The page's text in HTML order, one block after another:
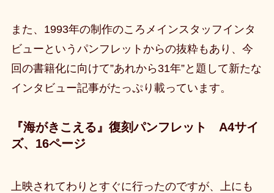
また、1993年の制作のころメインスタッフインタ
ビューというパンフレットからの抜粋もあり、今
回の書籍化に向けて”あれから31年”と題して新たな
インタビュー記事がたっぷり載っています。
『海がきこえる』復刻パンフレット A4サイ
ズ、16ページ
上映されてわりとすぐに行ったのですが、上にも